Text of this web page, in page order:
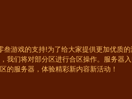
叁游戏的支持!为了给大家提供更加优质
我们将对部分区进行合区操作。服务器
的服务器，体验精彩新内容新活动！